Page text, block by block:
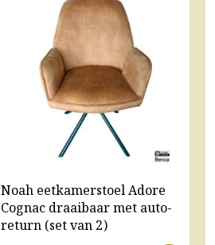
Noah eetkamerstoel Adore
Cognac draaibaar met auto-
return (set van 2)